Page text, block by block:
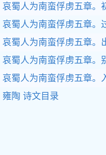
哀蜀人为南蛮俘虏五章。
哀蜀人为南蛮俘虏五章。
哀蜀人为南蛮俘虏五章。
哀蜀人为南蛮俘虏五章。
哀蜀人为南蛮俘虏五章。
雍陶 诗文目录